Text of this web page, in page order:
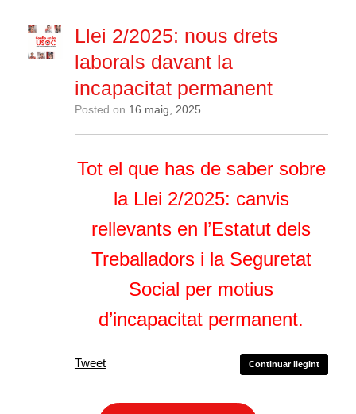
Llei 2/2025: nous drets
laborals davant la
incapacitat permanent
Posted on 16 maig, 2025
Tot el que has de saber sobre
la Llei 2/2025: canvis
rellevants en l’Estatut dels
Treballadors i la Seguretat
Social per motius
d’incapacitat permanent.
Continuar llegint
Tweet